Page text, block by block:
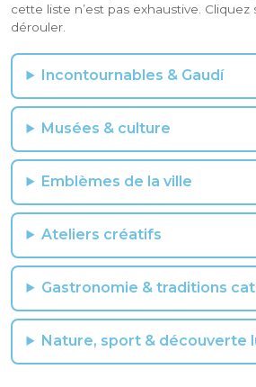
cette liste n’est pas exhaustive.
dérouler.
Incontournables & Gaudí
Musées & culture
Emblèmes de la ville
Ateliers créatifs
Gastronomie & traditions
Nature, sport & découverte